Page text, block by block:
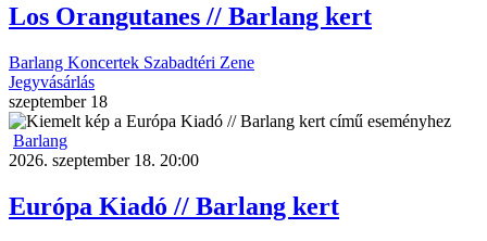
Los Orangutanes // Barlang kert
Barlang Koncertek Szabadtéri Zene
Jegyvásárlás
szeptember 18
Barlang
2026. szeptember 18. 20:00
Európa Kiadó // Barlang kert